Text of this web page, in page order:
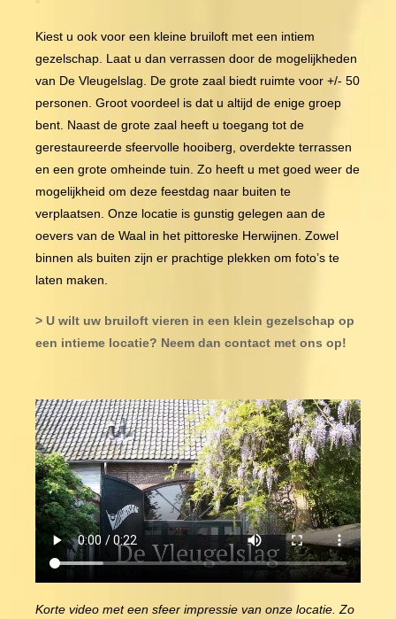
Kiest u ook voor een kleine bruiloft met een intiem
gezelschap. Laat u dan verrassen door de mogelijkheden
van De Vleugelslag. De grote zaal biedt ruimte voor +/- 50
personen. Groot voordeel is dat u altijd de enige groep
bent. Naast de grote zaal heeft u toegang tot de
gerestaureerde sfeervolle hooiberg, overdekte terrassen
en een grote omheinde tuin. Zo heeft u met goed weer de
mogelijkheid om deze feestdag naar buiten te
verplaatsen. Onze locatie is gunstig gelegen aan de
oevers van de Waal in het pittoreske Herwijnen. Zowel
binnen als buiten zijn er prachtige plekken om foto’s te
laten maken.
> U wilt uw bruiloft vieren in een klein gezelschap op
een intieme locatie? Neem dan contact met ons op!
Korte video met een sfeer impressie van onze locatie. Zo